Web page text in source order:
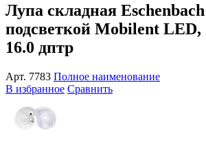
Лупа складная Eschenbach
подсветкой Mobilent
16.0 дптр
Арт. 7783 Полное наименование
В избранное Сравнить